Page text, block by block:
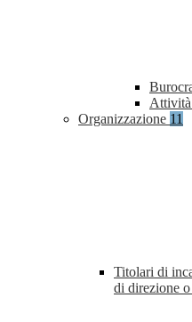
Attività
Organizzazione 11
Titolari di
di direzione